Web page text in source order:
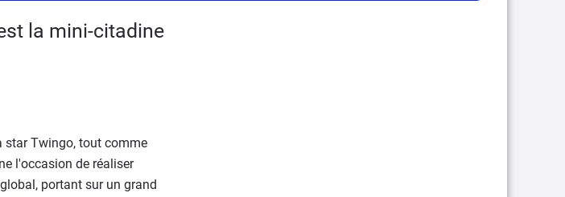
la mini-citadine
star Twingo, tout comme
l'occasion de réaliser
portant sur un grand